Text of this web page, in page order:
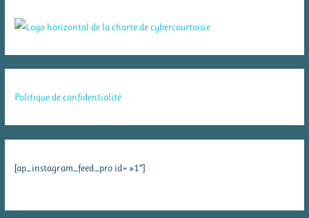
Politique de confidentialité
[ap_instagram_feed_pro id= »1″]